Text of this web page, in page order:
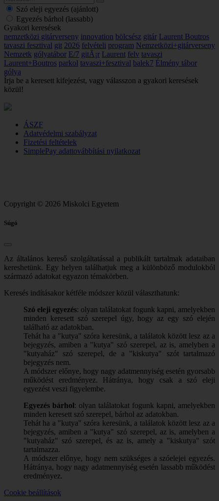
Szó eleji egyezés (ajánlott)
Egyezés bárhol (lassabb)
Gyakori keresések
nemzetközi gitárverseny innovation bölcsész gitár Laurent Boutros
tavaszi fesztival git 2026 felvételi program Nemzetközi+gitárverseny
Nemzetk gólyatábor E/7 gitÃ¡r Laurent felv tavaszi
Laurent+Boutros parkol tavaszi+fesztival balek7 Élmény tábor
gólya
Írja be a keresett kifejezést, vagy válasszon a gyakori keresések
közül!
ÁSZF
Adatvédelmi szabályzat
Fizetési feltételek
SimplePay adattovábbítási nyilatkozat
Copyright © 2026 Miskolci Egyetem
Súgó
Az általános kereső szolgáltatással a publikált tartalmak adataiban
kereshetünk. Egy helyen találhatjuk meg a különböző modulokból
származó adatokat egyazon témakörben.
Keresés indításakor kétféle módszer közül választhatunk:
Szó eleji egyezés: olyan találatokat fogunk kapni, amelyekben
minden keresett szó szerepel úgy, hogy az egy szó elején
található az adatokban.
Tehát ha a "kutya" szóra keresünk, a találatok között lesz az a
bejegyzés, amiben a "kutya" szó szerepel, az is, amelyben a
"kutyaház" szó szerepel, de a "kiskutya" szót tartalmazó
bejegyzés nem.
A módszer előnye, hogy nagy adatmennyiség esetén gyorsabb
működést eredményez. Hátránya, hogy csak a szó eleji
egyezést veszi figyelembe.
Egyezés bárhol: olyan találatokat fogunk kapni, amelyekben
minden keresett szó szerepel, bárhol az adatokban.
Tehát ha a "kutya" szóra keresünk, a találatok között lesz az a
bejegyzés, amiben a "kutya" szó szerepel, az is, amelyben a
"kutyaház" szó szerepel, és az is, amely a "kiskutya" szót
tartalmazza.
A módszer előnye, hogy nem szükséges a szóelejei egyezés.
Hátránya, hogy nagy adatmennyiség esetén lassabb működést
eredményez.
Cookie beállítások